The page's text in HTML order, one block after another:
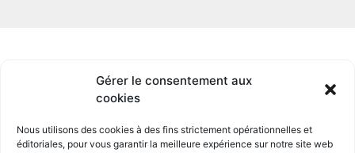
Gérer le consentement aux
cookies
Nous utilisons des cookies à des fins strictement opérationnelles et
éditoriales, pourvous garantir la meilleure expérience sur notre site web